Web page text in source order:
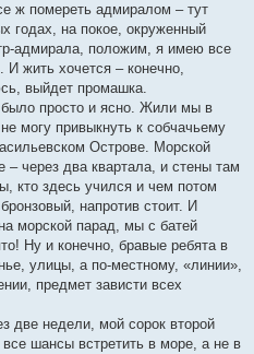
ж помереть адмиралом – тут
годах, на покое, окруженный
адмирала, положим, я имею все
И жить хочется – конечно,
выйдет промашка.
просто и ясно. Жили мы в
могу привыкнуть к собчачьему
Острове. Морской
через два квартала, и стены там
кто здесь учился и чем потом
напротив стоит. И
морской парад, мы с батей
Ну и конечно, бравые ребята в
улицы, а по-местному, «линии»,
предмет зависти всех
две недели, мой сорок второй
шансы встретить в море, а не в